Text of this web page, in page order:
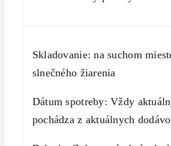
Skladovanie: na suchom
slnečného žiarenia
Dátum spotreby: Vždy
pochádza z aktuálnych